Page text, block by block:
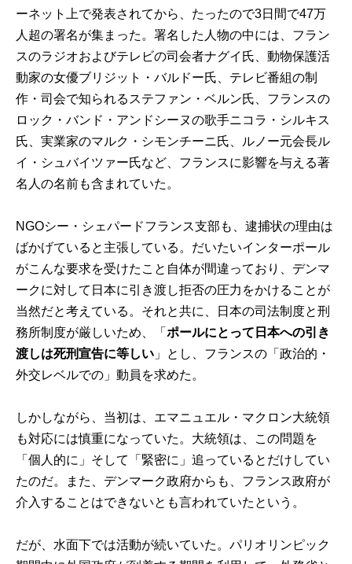
ーネット上で発表されてから、たったので3日間で47万
人超の署名が集まった。署名した人物の中には、フラン
スのラジオおよびテレビの司会者ナグイ氏、動物保護活
動家の女優ブリジット・バルドー氏、テレビ番組の制
作・司会で知られるステファン・ベルン氏、フランスの
ロック・バンド・アンドシーヌの歌手ニコラ・シルキス
氏、実業家のマルク・シモンチーニ氏、ルノー元会長ル
イ・シュバイツァー氏など、フランスに影響を与える著
名人の名前も含まれていた。
NGOシー・シェパードフランス支部も、逮捕状の理由は
ばかげていると主張している。だいたいインターポール
がこんな要求を受けたこと自体が間違っており、デンマ
ークに対して日本に引き渡し拒否の圧力をかけることが
当然だと考えている。それと共に、日本の司法制度と刑
務所制度が厳しいため、「ポールにとって日本への引き
渡しは死刑宣告に等しい 」とし、フランスの「政治的・
外交レベルでの」動員を求めた。
しかしながら、当初は、エマニュエル・マクロン大統領
も対応には慎重になっていた。大統領は、この問題を
「個人的に」そして「緊密に」追っているとだけしてい
たのだ。また、デンマーク政府からも、フランス政府が
介入することはできないとも言われていたという。
だが、水面下では活動が続いていた。パリオリンピック